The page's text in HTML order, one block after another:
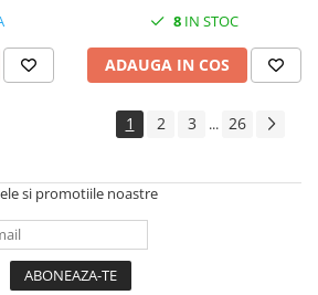
8 IN STOC
ADAUGA IN COS
1 2 3 ... 26
si promotiile noastre